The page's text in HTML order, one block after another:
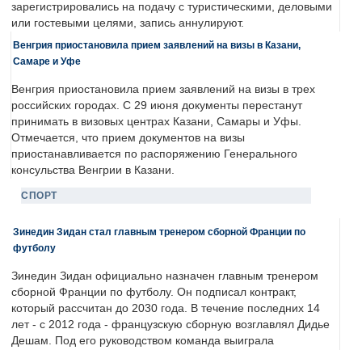
зарегистрировались на подачу с туристическими, деловыми
или гостевыми целями, запись аннулируют.
Венгрия приостановила прием заявлений на визы в Казани,
Самаре и Уфе
Венгрия приостановила прием заявлений на визы в трех
российских городах. С 29 июня документы перестанут
принимать в визовых центрах Казани, Самары и Уфы.
Отмечается, что прием документов на визы
приостанавливается по распоряжению Генерального
консульства Венгрии в Казани.
СПОРТ
Зинедин Зидан стал главным тренером сборной Франции по
футболу
Зинедин Зидан официально назначен главным тренером
сборной Франции по футболу. Он подписал контракт,
который рассчитан до 2030 года. В течение последних 14
лет - с 2012 года - французскую сборную возглавлял Дидье
Дешам. Под его руководством команда выиграла